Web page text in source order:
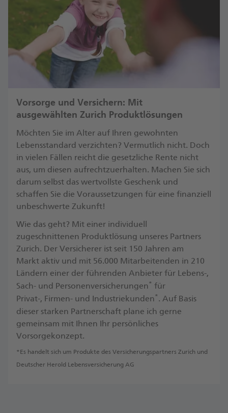
Vorsorge und Versichern: Mit
ausgewählten Zurich Produktlösungen
Möchten Sie im Alter auf Ihren gewohnten
Lebensstandard verzichten? Vermutlich nicht. Doch
in vielen Fällen reicht die gesetzliche Rente nicht
aus, um diesen aufrechtzuerhalten. Machen Sie sich
darum selbst das wertvollste Geschenk und
schaffen Sie die Voraussetzungen für eine finanziell
unbeschwerte Zukunft! ​
Wie das geht? Mit einer individuell
zugeschnittenen Produktlösung unseres Partners
Zurich. Der Versicherer ist seit 150 Jahren am
Markt aktiv und mit 56.000 Mitarbeitenden in 210
Ländern einer der führenden Anbieter für Lebens-,
Sach- und Personenversicherungen* für
Privat-, Firmen- und Industriekunden*. ​Auf Basis
dieser starken Partnerschaft plane ich gerne
gemeinsam mit Ihnen Ihr persönliches
Vorsorgekonzept.
*Es handelt sich um Produkte des Versicherungspartners Zurich und
Deutscher Herold Lebensversicherung AG